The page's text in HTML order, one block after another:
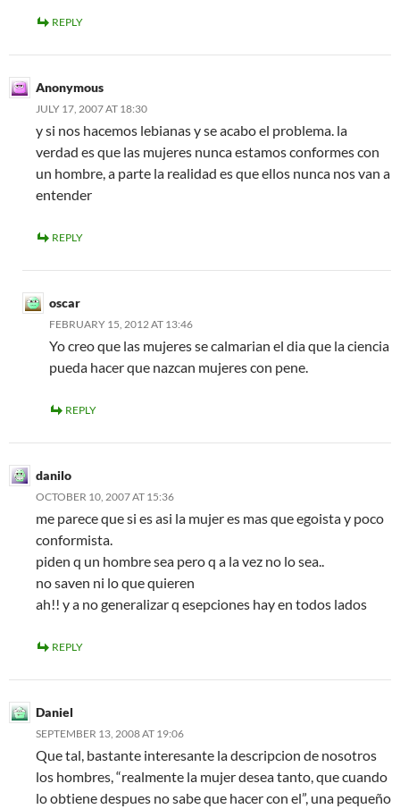
REPLY
Anonymous
JULY 17, 2007 AT 18:30
y si nos hacemos lebianas y se acabo el problema. la
verdad es que las mujeres nunca estamos conformes con
un hombre, a parte la realidad es que ellos nunca nos van a
entender
REPLY
oscar
FEBRUARY 15, 2012 AT 13:46
Yo creo que las mujeres se calmarian el dia que la ciencia
pueda hacer que nazcan mujeres con pene.
REPLY
danilo
OCTOBER 10, 2007 AT 15:36
me parece que si es asi la mujer es mas que egoista y poco
conformista.
piden q un hombre sea pero q a la vez no lo sea..
no saven ni lo que quieren
ah!! y a no generalizar q esepciones hay en todos lados
REPLY
Daniel
SEPTEMBER 13, 2008 AT 19:06
Que tal, bastante interesante la descripcion de nosotros
los hombres, “realmente la mujer desea tanto, que cuando
lo obtiene despues no sabe que hacer con el”, una pequeño